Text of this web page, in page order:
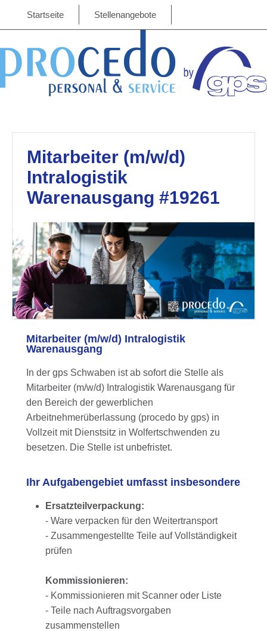
Startseite Stellenangebote
Mitarbeiter (m/w/d)
Intralogistik
Warenausgang #19261
Mitarbeiter (m/w/d) Intralogistik
Warenausgang
In der gps Schwaben ist ab sofort die Stelle als
Mitarbeiter (m/w/d) Intralogistik Warenausgang für
den Bereich der gewerblichen
Arbeitnehmerüberlassung (procedo by gps) in
Vollzeit mit Dienstsitz in Wolfertschwenden zu
besetzen. Die Stelle ist unbefristet.
Ihr Aufgabengebiet umfasst insbesondere
Ersatzteilverpackung:
- Ware verpacken für den Weitertransport
- Zusammengestellte Teile auf Vollständigkeit
prüfen
Kommissionieren:
- Kommissionieren mit Scanner oder Liste
- Teile nach Auftragsvorgaben
zusammenstellen